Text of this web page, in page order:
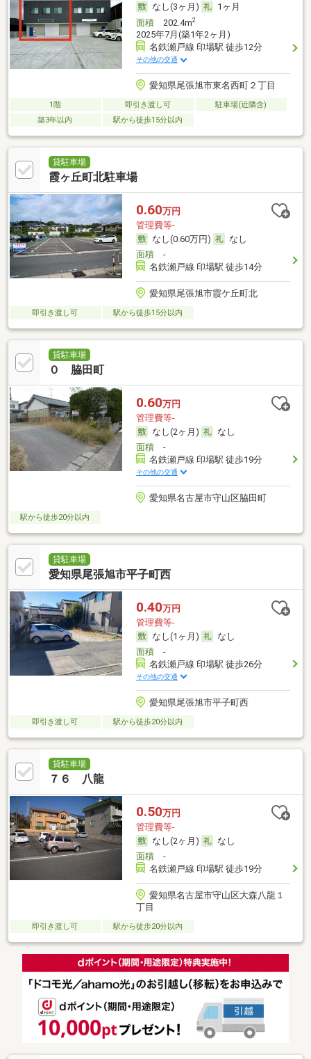
なし(3ヶ月)
1ヶ月
面積202.4m2
2025年7月(築1年2ヶ月)
名鉄瀬戸線 印場駅 徒歩12分
その他の交通
愛知県尾張旭市東名西町２丁目
1階 即引き渡し可
駐車場(近隣含)
築3年以内
駅から徒歩15分以内
貸駐車場
霞ヶ丘町北駐車場
0.60万円
管理費等-
なし(0.60万円)
なし
面積-
名鉄瀬戸線 印場駅 徒歩14分
愛知県尾張旭市霞ケ丘町北
即引き渡し可 駅から徒歩15分以内
貸駐車場
０ 脇田町
0.60万円
管理費等-
なし(2ヶ月)
なし
面積-
名鉄瀬戸線 印場駅 徒歩19分
その他の交通
愛知県名古屋市守山区脇田町
駅から徒歩20分以内
貸駐車場
愛知県尾張旭市平子町西
0.40万円
管理費等-
なし(1ヶ月)
なし
面積-
名鉄瀬戸線 印場駅 徒歩26分
その他の交通
愛知県尾張旭市平子町西
即引き渡し可 駅から徒歩20分以内
貸駐車場
７６ 八龍
0.50万円
管理費等-
なし(2ヶ月)
なし
面積-
名鉄瀬戸線 印場駅 徒歩19分
愛知県名古屋市守山区大森八龍１
丁目
即引き渡し可 駅から徒歩20分以内